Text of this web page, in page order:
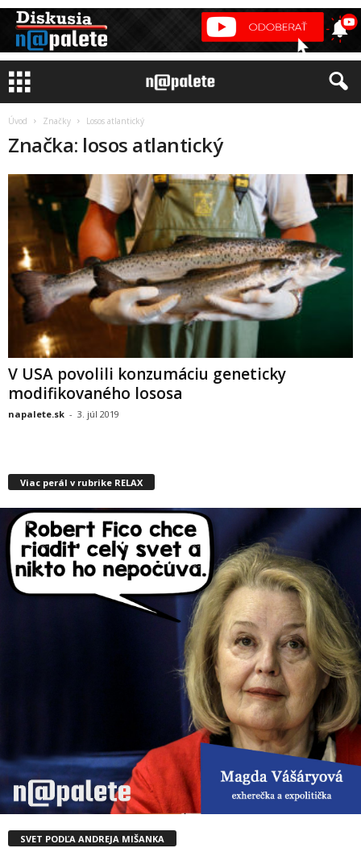
Úvod Značky Losos atlantický
Značka: losos atlantický
V USA povolili konzumáciu geneticky
modifikovaného lososa
napalete.sk - 3. júl 2019
Viac perál v rubrike RELAX
SVET PODĽA ANDREJA MIŠANKA